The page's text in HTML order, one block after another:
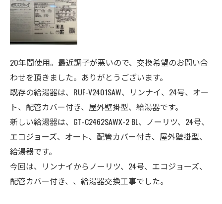
20年間使用。最近調子が悪いので、交換希望のお問い合
わせを頂きました。ありがとうございます。
既存の給湯器は、RUF-V2401SAW、リンナイ、24号、オー
ト、配管カバー付き、屋外壁掛型、給湯器です。
新しい給湯器は、GT-C2462SAWX-2 BL、ノーリツ、24号、
エコジョーズ、オート、配管カバー付き、 屋外壁掛型、
給湯器です。
今回は、リンナイからノーリツ、24号、エコジョーズ、
配管カバー付き、、給湯器交換工事でした。